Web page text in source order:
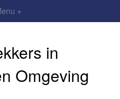
+
in
Omgeving